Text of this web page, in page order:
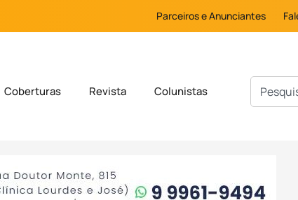
Parceiros e Anunciantes
Coberturas Revista Colunistas